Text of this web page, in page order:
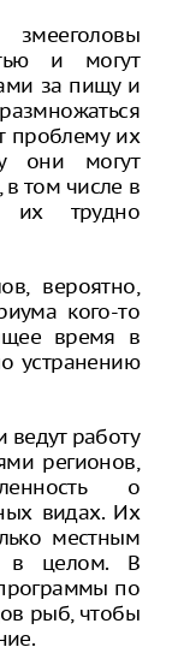
и могут
за пищу и
проблему их
они могут
том числе в
их трудно
вероятно,
кого-то
время в
устранению
ведут работу
регионов,
о
видах. Их
местным
в целом. В
по
рыб, чтобы